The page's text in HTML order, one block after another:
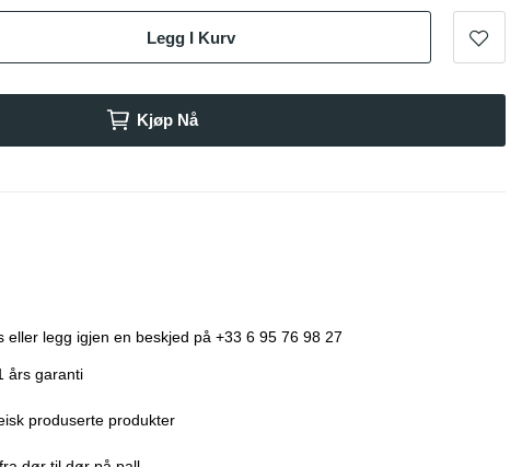
Legg I Kurv
Kjøp Nå
eller legg igjen en beskjed på +33 6 95 76 98 27
års garanti
produserte produkter